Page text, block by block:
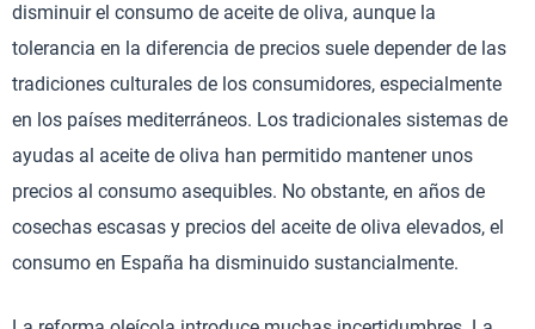
disminuir el consumo de aceite de oliva, aunque la
tolerancia en la diferencia de precios suele depender de las
tradiciones culturales de los consumidores, especialmente
en los países mediterráneos. Los tradicionales sistemas de
ayudas al aceite de oliva han permitido mantener unos
precios al consumo asequibles. No obstante, en años de
cosechas escasas y precios del aceite de oliva elevados, el
consumo en España ha disminuido sustancialmente.